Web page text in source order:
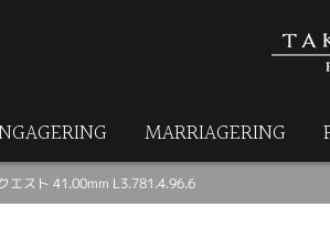
MARRIAGERING
エスト 41.00mm L3.781.4.96.6